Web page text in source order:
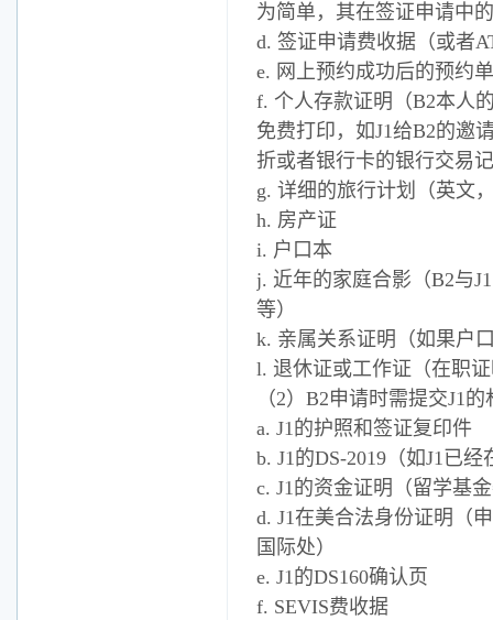
为简单，其在签证申请中
d. 签证申请费收据（或者
e. 网上预约成功后的预约单
f. 个人存款证明（B2本人
免费打印，如J1给B2的邀
折或者银行卡的银行交易
g. 详细的旅行计划（英文
h. 房产证
i. 户口本
j. 近年的家庭合影（B2与
等）
k. 亲属关系证明（如果户
l. 退休证或工作证（在职
（2）B2申请时需提交J1
a. J1的护照和签证复印件
b. J1的DS-2019（如J1已
c. J1的资金证明（留学基
d. J1在美合法身份证明（
国际处）
e. J1的DS160确认页
f. SEVIS费收据